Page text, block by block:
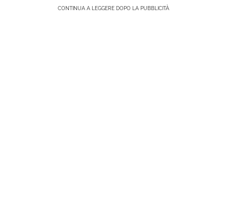
CONTINUA A LEGGERE DOPO LA PUBBLICITÀ